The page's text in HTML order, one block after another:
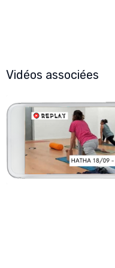
Vidéos associées